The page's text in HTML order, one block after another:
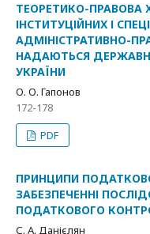
ТЕОРЕТИКО-ПРАВОВА
ІНСТИТУЦІЙНИХ І
АДМІНІСТРАТИВНО-
НАДАЮТЬСЯ
УКРАЇНИ
О. О. Гапонов
172-178
PDF
ПРИНЦИПИ
ЗАБЕЗПЕЧЕННІ
ПОДАТКОВОГО
С. А. Данієлян